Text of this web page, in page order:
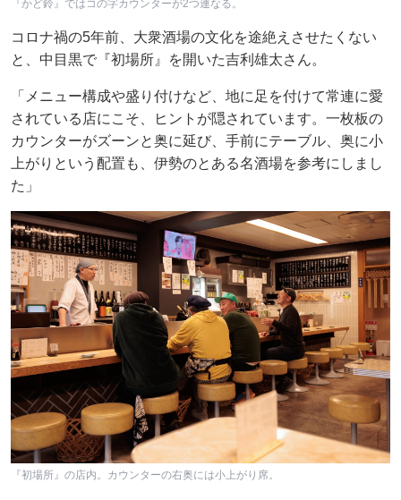
『かど鈴』ではコの字カウンターが2つ連なる。
コロナ禍の5年前、大衆酒場の文化を途絶えさせたくない
と、中目黒で『初場所』を開いた吉利雄太さん。
「メニュー構成や盛り付けなど、地に足を付けて常連に愛
されている店にこそ、ヒントが隠されています。一枚板の
カウンターがズーンと奥に延び、手前にテーブル、奥に小
上がりという配置も、伊勢のとある名酒場を参考にしまし
た」
『初場所』の店内。カウンターの右奥には小上がり席。